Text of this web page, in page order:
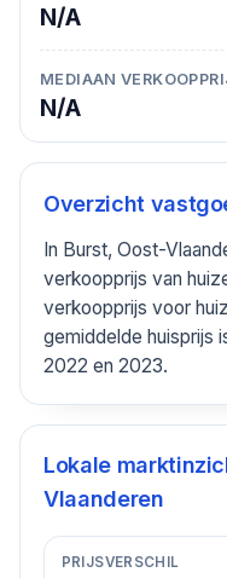
N/A
MEDIAAN
N/A
Overzicht
In Burst, Oost-
verkoopprijs van
verkoopprijs voor
gemiddelde huisprijs
2022 en 2023.
Lokale
Vlaanderen
PRIJSVERSCHIL